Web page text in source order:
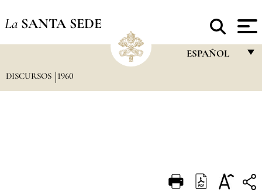
La SANTA SEDE
ESPAÑOL
DEUTSCH
DISCURSOS 1960